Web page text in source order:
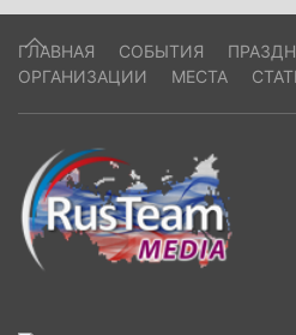
ГЛАВНАЯ СОБЫТИЯ
ОРГАНИЗАЦИИ
МЕСТА